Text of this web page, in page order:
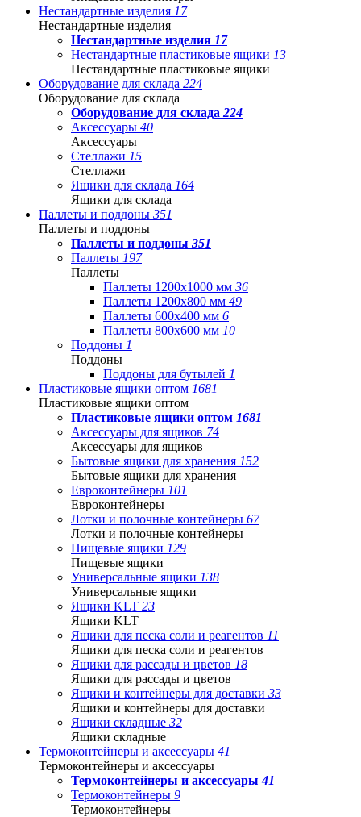
Нестандартные изделия 17
Нестандартные изделия
Нестандартные изделия 17
Нестандартные пластиковые ящики 13
Нестандартные пластиковые ящики
Оборудование для склада 224
Оборудование для склада
Оборудование для склада 224
Аксессуары 40
Аксессуары
Стеллажи 15
Стеллажи
Ящики для склада 164
Ящики для склада
Паллеты и поддоны 351
Паллеты и поддоны
Паллеты и поддоны 351
Паллеты 197
Паллеты
Паллеты 1200x1000 мм 36
Паллеты 1200x800 мм 49
Паллеты 600x400 мм 6
Паллеты 800x600 мм 10
Поддоны 1
Поддоны
Поддоны для бутылей 1
Пластиковые ящики оптом 1681
Пластиковые ящики оптом
Пластиковые ящики оптом 1681
Аксессуары для ящиков 74
Аксессуары для ящиков
Бытовые ящики для хранения 152
Бытовые ящики для хранения
Евроконтейнеры 101
Евроконтейнеры
Лотки и полочные контейнеры 67
Лотки и полочные контейнеры
Пищевые ящики 129
Пищевые ящики
Универсальные ящики 138
Универсальные ящики
Ящики KLT 23
Ящики KLT
Ящики для песка соли и реагентов 11
Ящики для песка соли и реагентов
Ящики для рассады и цветов 18
Ящики для рассады и цветов
Ящики и контейнеры для доставки 33
Ящики и контейнеры для доставки
Ящики складные 32
Ящики складные
Термоконтейнеры и аксессуары 41
Термоконтейнеры и аксессуары
Термоконтейнеры и аксессуары 41
Термоконтейнеры 9
Термоконтейнеры